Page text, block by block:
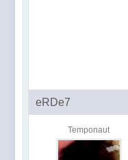
eRDe7
Temponaut